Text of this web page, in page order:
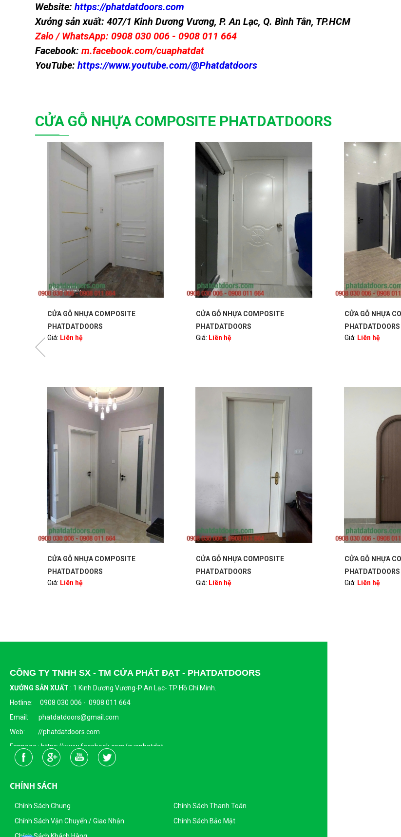
Website: https://phatdatdoors.com
Xưởng sản xuất: 407/1 Kinh Dương Vương, P. An Lạc, Q. Bình Tân, TP.HCM
Zalo / WhatsApp: 0908 030 006 - 0908 011 664
Facebook: m.facebook.com/cuaphatdat
YouTube: https://www.youtube.com/@Phatdatdoors
CỬA GỖ NHỰA COMPOSITE PHATDATDOORS
CỬA GỖ NHỰA COMPOSITE
PHATDATDOORS
Giá: Liên hệ
CỬA GỖ NHỰA COMPOSITE
PHATDATDOORS
Giá: Liên hệ
CỬA GỖ NHỰA COMPOSITE
PHATDATDOORS
Giá: Liên hệ
CỬA GỖ NHỰA COMPOSITE
PHATDATDOORS
Giá: Liên hệ
CỬA GỖ NHỰA
PHATDATDOORS
Giá: Liên hệ
CỬA GỖ NHỰA
PHATDATDOORS
Giá: Liên hệ
CÔNG TY TNHH SX - TM CỬA PHÁT ĐẠT - PHATDATDOORS
XƯỞNG SẢN XUẤT : 1 Kinh Dương Vương-P An Lạc- TP Hồ Chí Minh.
Hotline: 0908 030 006 - 0908 011 664
Email: phatdatdoors@gmail.com
Web: //phatdatdoors.com
Fanpage : https://www.facebook.com/cuaphatdat
Người Đại Diện Pháp Luật: Bà Đặng Thị Thu Trang - Giám Đốc
Ngày Cấp: 16/04/2015
Nơi Cấp: Sở KHĐT Thành Phố Hồ Chí Minh
Sản Phẩm Của Công Ty TNHH SX - TM CỬA PHÁT ĐẠT
CHÍNH SÁCH
Chính Sách Chung
Chính Sách Thanh Toán
Chính Sách Vận Chuyển / Giao Nhận
Chính Sách Bảo Mật